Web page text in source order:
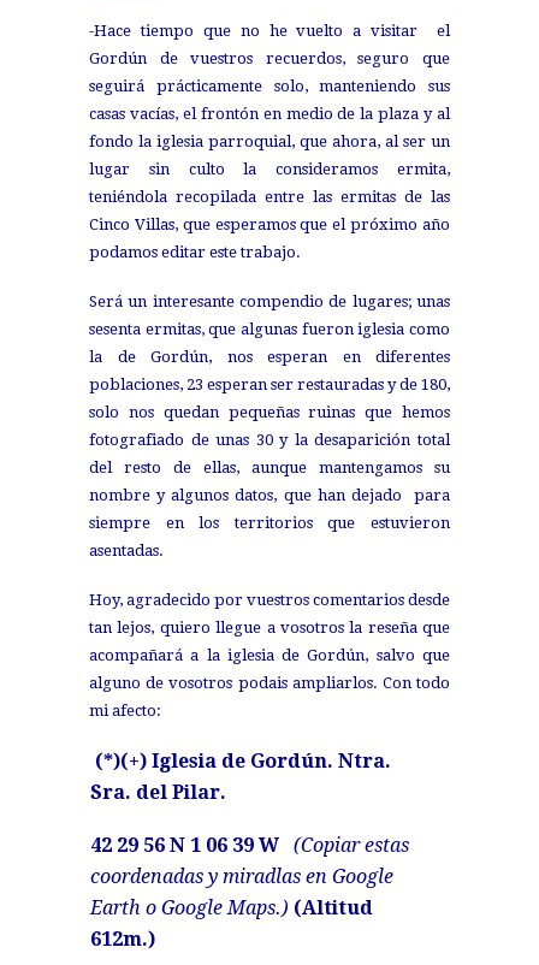
-Hace tiempo que no he vuelto a visitar el
Gordún de vuestros recuerdos, seguro que
seguirá prácticamente solo, manteniendo sus
casas vacías, el frontón en medio de la plaza y al
fondo la iglesia parroquial, que ahora, al ser un
lugar sin culto la consideramos ermita,
teniéndola recopilada entre las ermitas de las
Cinco Villas, que esperamos que el próximo año
podamos editar este trabajo.
Será un interesante compendio de lugares; unas
sesenta ermitas, que algunas fueron iglesia como
la de Gordún, nos esperan en diferentes
poblaciones, 23 esperan ser restauradas y de 180,
solo nos quedan pequeñas ruinas que hemos
fotografiado de unas 30 y la desaparición total
del resto de ellas, aunque mantengamos su
nombre y algunos datos, que han dejado para
siempre en los territorios que estuvieron
asentadas.
Hoy, agradecido por vuestros comentarios desde
tan lejos, quiero llegue a vosotros la reseña que
acompañará a la iglesia de Gordún, salvo que
alguno de vosotros podais ampliarlos. Con todo
mi afecto:
(*)(+) Iglesia de Gordún. Ntra.
Sra. del Pilar.
42 29 56 N 1 06 39 W (Copiar estas
coordenadas y miradlas en Google
Earth o Google Maps.) (Altitud
612m.)